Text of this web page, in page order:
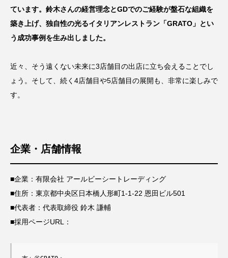
ています。鈴木さんの経営理念とGDでのご経験が盤石な組織を
築き上げ、独自性の光るイタリアンレストラン「GRATO」とい
う成功事例を生み出しました。
近々、そう遠くない未来に3店舗目の出店に立ち会えることでし
ょう。そして、続く4店舗目や5店舗目の展開も、非常に楽しみで
す。
企業・店舗情報
■企業：有限会社 アールビーシートレーディング
■住所：東京都中央区日本橋人形町1-1-22 恩田ビル501
■代表者：代表取締役 鈴木 謙輔
■採用ページURL：